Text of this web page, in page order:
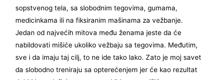
sopstvenog tela, sa slobodnim tegovima, gumama,
medicinkama ili na fiksiranim mašinama za vežbanje.
Jedan od najvećih mitova među ženama jeste da će
nabildovati mišiće ukoliko vežbaju sa tegovima. Međutim,
sve i da imaju taj cilj, to ne ide tako lako. Zato je moj savet
da slobodno treniraju sa opterećenjem jer će kao rezultat